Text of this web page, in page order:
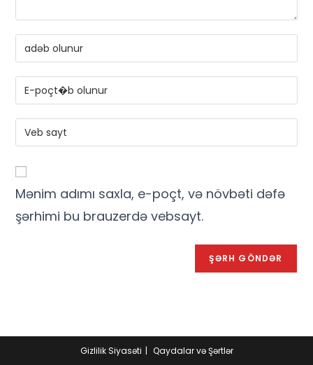
Mənim adımı saxla, e-poçt, və növbəti dəfə
şərhimi bu brauzerdə vebsayt.
Gizlilik Siyasəti Qaydalar və Şərtlər